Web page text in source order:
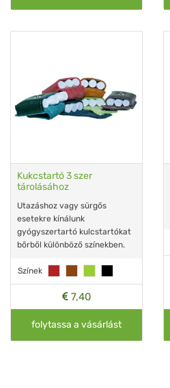
Kukcstartó 3 szer
tárolásához
Utazáshoz vagy sürgős
esetekre kínálunk
gyógyszertartó kulcstartókat
bőrből különböző színekben.
Színek
7,40
folytassa a vásárlást